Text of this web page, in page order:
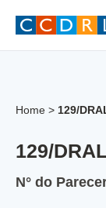
Home > 129/
129/
N° do